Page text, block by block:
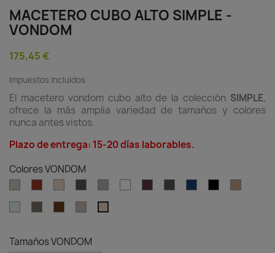
MACETERO CUBO ALTO SIMPLE -
VONDOM
175,45 €
Impuestos incluidos
El macetero vondom cubo alto de la colección SIMPLE,
ofrece la más amplia variedad de tamaños y colores
nunca antes vistos.
Plazo de entrega: 15-20 días laborables.
Colores VONDOM
Tamaños VONDOM